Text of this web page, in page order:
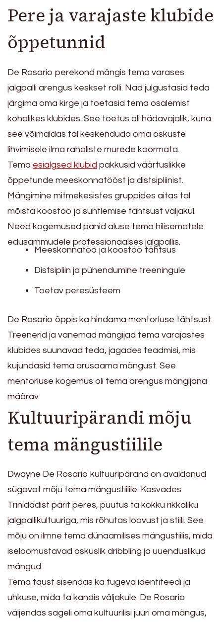
Pere ja varajaste klubide
õppetunnid
De Rosario perekond mängis tema varases
jalgpalli arengus keskset rolli. Nad julgustasid teda
järgima oma kirge ja toetasid tema osalemist
kohalikes klubides. See toetus oli hädavajalik, kuna
see võimaldas tal keskenduda oma oskuste
lihvimisele ilma rahaliste murede koormata.
Tema esialgsed klubid pakkusid väärtuslikke
õppetunde meeskonnatööst ja distsipliinist.
Mängimine mitmekesistes gruppides aitas tal
mõista koostöö ja suhtlemise tähtsust väljakul.
Need kogemused panid aluse tema hilisematele
edusammudele professionaalses jalgpallis.
Meeskonnatöö ja koostöö tähtsus
Distsipliin ja pühendumine treeningule
Toetav peresüsteem
De Rosario õppis ka hindama mentorluse tähtsust.
Treenerid ja vanemad mängijad tema varajastes
klubides suunavad teda, jagades teadmisi, mis
kujundasid tema arusaama mängust. See
mentorluse kogemus oli tema arengus mängijana
määrav.
Kultuuripärandi mõju
tema mängustiilile
Dwayne De Rosario kultuuripärand on avaldanud
sügavat mõju tema mängustiilile. Kasvades
Trinidadist pärit peres, puutus ta kokku rikkaliku
jalgpallikultuuriga, mis rõhutas loovust ja stiili. See
mõju on ilmne tema dünaamilises mängustiilis, mida
iseloomustavad oskuslik dribbling ja uuenduslikud
mängud.
Tema taust sisendas ka tugeva identiteedi ja
uhkuse, mida ta kandis väljakule. De Rosario
väljendas sageli oma kultuurilisi juuri oma mängus,